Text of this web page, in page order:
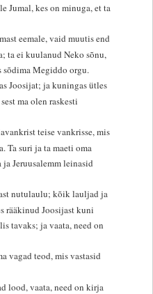
Jumal, kes on minuga, et ta
eemale, vaid muutis end
ta ei kuulanud Neko sõnu,
sõdima Megiddo orgu.
Joosijat; ja kuningas ütles
ma olen raskesti
teise vankrisse, mis
Ta suri ja ta maeti oma
ja Jeruusalemm leinasid
nutulaulu; kõik lauljad ja
rääkinud Joosijast kuni
tavaks; ja vaata, need on
vagad teod, mis vastasid
lood, vaata, need on kirja